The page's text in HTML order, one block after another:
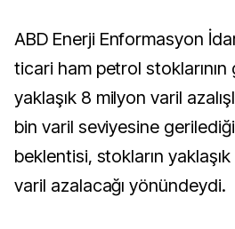
ABD Enerji Enformasyon İdaresi (EIA), ülkedeki
ticari ham petrol
yaklaşık 8 milyon varil
bin varil seviyesine
beklentisi, stokların
varil azalacağı yönündeydi.